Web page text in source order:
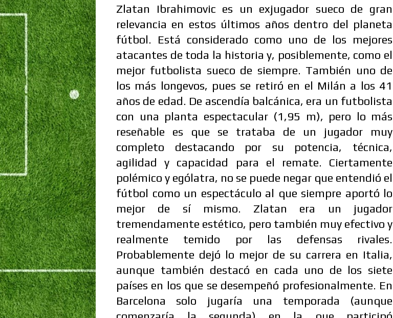
Zlatan Ibrahimovic es un exjugador sueco de gran
relevancia en estos últimos años dentro del planeta
fútbol. Está considerado como uno de los mejores
atacantes de toda la historia y, posiblemente, como el
mejor futbolista sueco de siempre. También uno de
los más longevos, pues se retiró en el Milán a los 41
años de edad. De ascendía balcánica, era un futbolista
con una planta espectacular (1,95 m), pero lo más
reseñable es que se trataba de un jugador muy
completo destacando por su potencia, técnica,
agilidad y capacidad para el remate. Ciertamente
polémico y ególatra, no se puede negar que entendió el
fútbol como un espectáculo al que siempre aportó lo
mejor de sí mismo. Zlatan era un jugador
tremendamente estético, pero también muy efectivo y
realmente temido por las defensas rivales.
Probablemente dejó lo mejor de su carrera en Italia,
aunque también destacó en cada uno de los siete
países en los que se desempeñó profesionalmente. En
Barcelona solo jugaría una temporada (aunque